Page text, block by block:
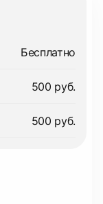
Бесплатно
500 руб.
500 руб.